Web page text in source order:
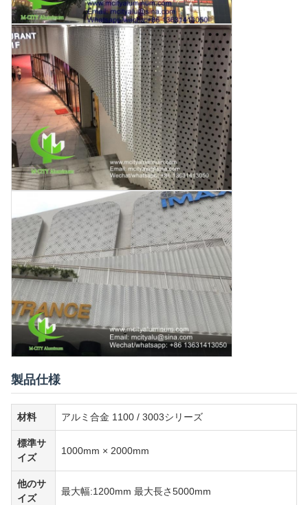
製品仕様
材料 アルミ合金 1100 / 3003シリーズ
標準サ
イズ
1000mm × 2000mm
他のサ
イズ
最大幅:1200mm 最大長さ5000mm